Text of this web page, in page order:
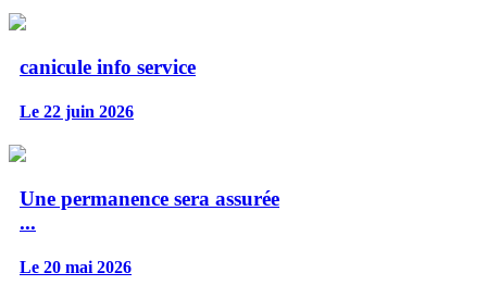
canicule info service
Le 22 juin 2026
Une permanence sera assurée
...
Le 20 mai 2026